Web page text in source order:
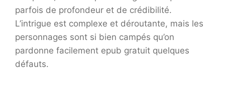
parfois de profondeur et de crédibilité.
L’intrigue est complexe et déroutante, mais les
personnages sont si bien campés qu’on
pardonne facilement epub gratuit quelques
défauts.